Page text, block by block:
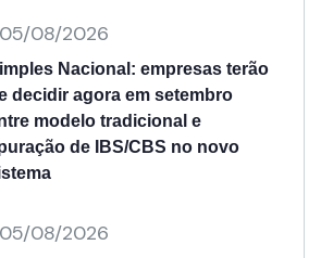
05/08/2026
Nacional: empresas terão
decidir agora em setembro
modelo tradicional e
de IBS/CBS no novo
05/08/2026